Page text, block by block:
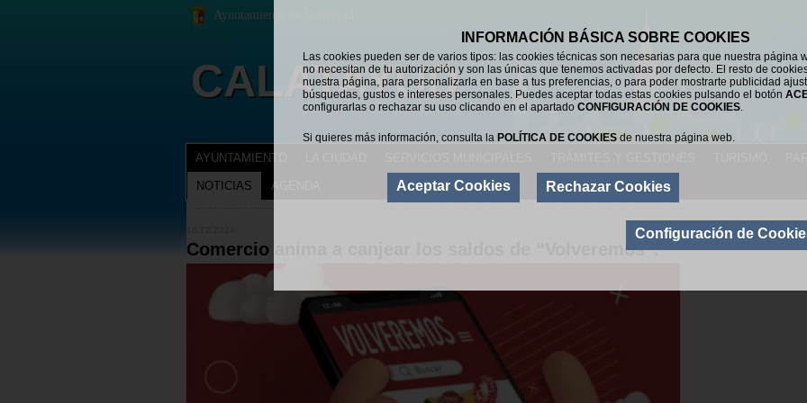
INFORMACIÓN BÁSICA SOBRE COOKIES
Las cookies pueden ser de varios tipos: las cookies técnicas son necesarias para que nuestra página
no necesitan de tu autorización y son las únicas que tenemos activadas por defecto. El resto de
nuestra página, para personalizarla en base a tus preferencias, o para poder mostrarte publicidad
búsquedas, gustos e intereses personales. Puedes aceptar todas estas cookies pulsando el botón
configurarlas o rechazar su uso clicando en el apartado CONFIGURACIÓN DE COOKIES.
Si quieres más información, consulta la POLÍTICA DE COOKIES de nuestra página web.
Aceptar Cookies Rechazar Cookies
Configuración de |
ACTUALIDAD
Comercio anima a canjear los saldos de “Volveremos”.
AYUNTAMIENTO
NOTICIAS AGENDA
Ayuntamiento de Calatayud
CALATAYUD